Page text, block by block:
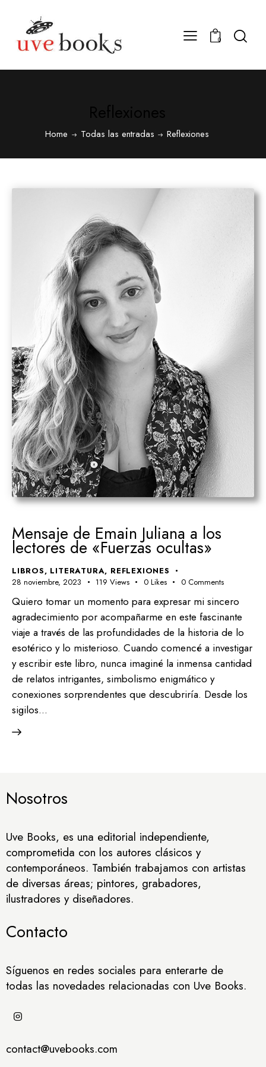
0
Home Todas las entradas Reflexiones
Mensaje de Emain Juliana a los
lectores de «Fuerzas ocultas»
LIBROS, LITERATURA, REFLEXIONES
28 noviembre, 2023
119 Views 0 Likes 0 Comments
Quiero tomar un momento para expresar mi sincero
agradecimiento por acompañarme en este fascinante
viaje a través de las profundidades de la historia de lo
esotérico y lo misterioso. Cuando comencé a investigar
y escribir este libro, nunca imaginé la inmensa cantidad
de relatos intrigantes, simbolismo enigmático y
conexiones sorprendentes que descubriría. Desde los
sigilos…
Nosotros
Uve Books, es una editorial independiente,
comprometida con los autores clásicos y
contemporáneos. También trabajamos con artistas
de diversas áreas; pintores, grabadores,
ilustradores y diseñadores.
Contacto
Síguenos en redes sociales para enterarte de
todas las novedades relacionadas con Uve Books.
contact@uvebooks.com